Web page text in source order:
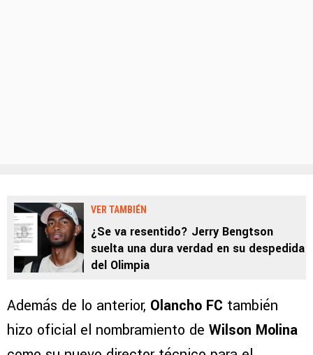
VER TAMBIÉN
¿Se va resentido? Jerry Bengtson
suelta una dura verdad en su despedida
del Olimpia
Además de lo anterior, Olancho FC también
hizo oficial el nombramiento de Wilson Molina